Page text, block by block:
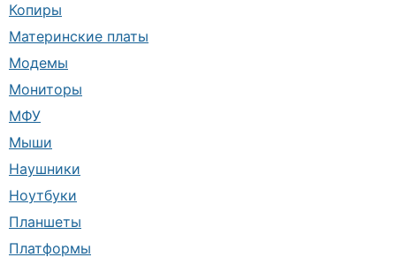
Копиры
Материнские платы
Модемы
Мониторы
МФУ
Мыши
Наушники
Ноутбуки
Планшеты
Платформы